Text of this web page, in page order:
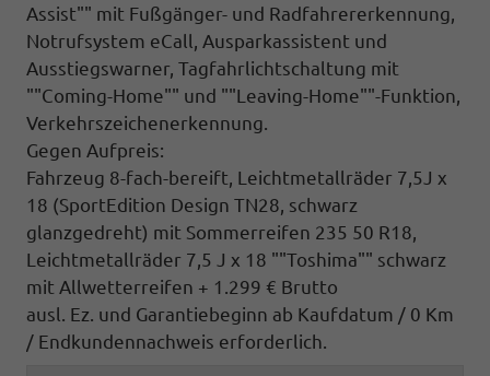
Assist"" mit Fußgänger- und Radfahrererkennung,
Notrufsystem eCall, Ausparkassistent und
Ausstiegswarner, Tagfahrlichtschaltung mit
""Coming-Home"" und ""Leaving-Home""-Funktion,
Verkehrszeichenerkennung.
Gegen Aufpreis:
Fahrzeug 8-fach-bereift, Leichtmetallräder 7,5J x
18 (SportEdition Design TN28, schwarz
glanzgedreht) mit Sommerreifen 235 50 R18,
Leichtmetallräder 7,5 J x 18 ""Toshima"" schwarz
mit Allwetterreifen + 1.299 € Brutto
ausl. Ez. und Garantiebeginn ab Kaufdatum / 0 Km
/ Endkundennachweis erforderlich.